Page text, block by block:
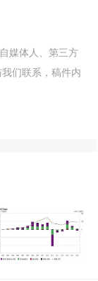
媒体人、第三方
们联系，稿件内